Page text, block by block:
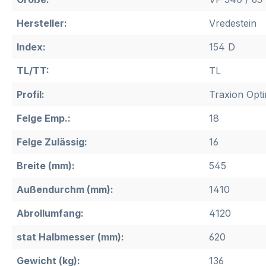
Hersteller:
Vredestein
Index:
154 D
TL/TT:
TL
Profil:
Traxion
Felge Emp.:
18
Felge Zulässig:
16
Breite (mm):
545
Außendurchm (mm):
1410
Abrollumfang:
4120
stat Halbmesser (mm):
620
Gewicht (kg):
136